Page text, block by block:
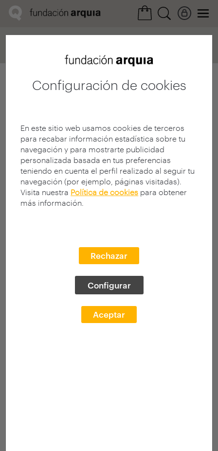
Configuración de cookies
En este sitio web usamos cookies de terceros
para recabar información estadística sobre tu
navegación y para mostrarte publicidad
personalizada basada en tus preferencias
teniendo en cuenta el perfil realizado al seguir tu
navegación (por ejemplo, páginas visitadas).
Visita nuestra Política de cookies para obtener
más información.
Rechazar
Configurar
Aceptar